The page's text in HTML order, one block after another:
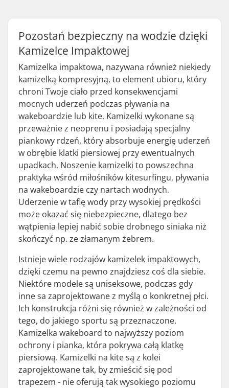
Pozostań bezpieczny na wodzie dzięki
Kamizelce Impaktowej
Kamizelka impaktowa, nazywana również niekiedy
kamizelką kompresyjną, to element ubioru, który
chroni Twoje ciało przed konsekwencjami
mocnych uderzeń podczas pływania na
wakeboardzie lub kite. Kamizelki wykonane są
przeważnie z neoprenu i posiadają specjalny
piankowy rdzeń, który absorbuje energię uderzeń
w obrębie klatki piersiowej przy ewentualnych
upadkach. Noszenie kamizelki to powszechna
praktyka wśród miłośników kitesurfingu, pływania
na wakeboardzie czy nartach wodnych.
Uderzenie w taflę wody przy wysokiej prędkości
może okazać się niebezpieczne, dlatego bez
wątpienia lepiej nabić sobie drobnego siniaka niż
skończyć np. ze złamanym żebrem.
Istnieje wiele rodzajów kamizelek impaktowych,
dzięki czemu na pewno znajdziesz coś dla siebie.
Niektóre modele są uniseksowe, podczas gdy
inne sa zaprojektowane z myślą o konkretnej płci.
Ich konstrukcja różni się również w zależności od
tego, do jakiego sportu są przeznaczone.
Kamizelka wakeboard to najwyższy poziom
ochrony i pianka, która pokrywa całą klatkę
piersiową. Kamizelki na kite są z kolei
zaprojektowane tak, by zmieścić się pod
trapezem - nie oferują tak wysokiego poziomu